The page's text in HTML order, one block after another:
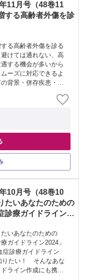
11月号（48巻11
する高齢者外傷を診
る高齢者外傷を診る
けては通れない、高
する機会が多いから
ーズに対応できるよ
背景・併存疾患・注
しておこう。 ≫ 「救
ックナンバーはこち
10月号（48巻10
たいあなたのための
診療ガイドライン
いあなたのための
ガイドライン2024」
症診療ガイドライン
りたい！ そんなあな
ライン作成にも携わ